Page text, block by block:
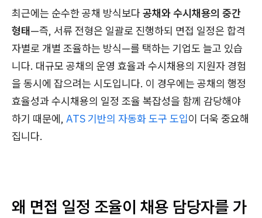
최근에는 순수한 공채 방식보다공채와 수시채용의 중간
형태—즉, 서류 전형은 일괄로 진행하되 면접 일정은 합격
자별로 개별 조율하는 방식—를 택하는 기업도 늘고 있습
니다. 대규모 공채의 운영 효율과 수시채용의 지원자 경험
을 동시에 잡으려는 시도입니다. 이 경우에는 공채의 행정
효율성과 수시채용의 일정 조율 복잡성을 함께 감당해야
하기 때문에, ATS 기반의 자동화 도구 도입이 더욱 중요해
집니다.
왜 면접 일정 조율이 채용 담당자를 가